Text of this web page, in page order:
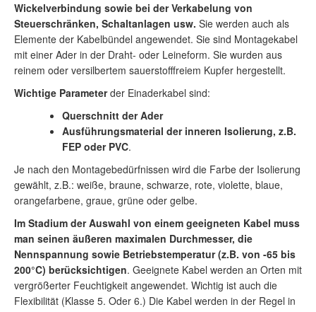
Wickelverbindung sowie bei der Verkabelung von
Steuerschränken, Schaltanlagen usw. Sie werden auch als
Elemente der Kabelbündel angewendet. Sie sind Montagekabel
mit einer Ader in der Draht- oder Leineform. Sie wurden aus
reinem oder versilbertem sauerstofffreiem Kupfer hergestellt.
Wichtige Parameterder Einaderkabel sind:
Querschnitt der Ader
Ausführungsmaterial der inneren Isolierung, z.B.
FEP oder PVC.
Je nach den Montagebedürfnissen wird die Farbe der Isolierung
gewählt, z.B.: weiße, braune, schwarze, rote, violette, blaue,
orangefarbene, graue, grüne oder gelbe.
Im Stadium der Auswahl von einem geeigneten Kabel muss
man seinen äußeren maximalen Durchmesser, die
Nennspannung sowie Betriebstemperatur (z.B. von -65 bis
200°C) berücksichtigen. Geeignete Kabel werden an Orten mit
vergrößerter Feuchtigkeit angewendet. Wichtig ist auch die
Flexibilität (Klasse 5. Oder 6.) Die Kabel werden in der Regel in